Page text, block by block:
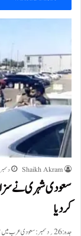
Shaikh Akram دسمبر 26, 2023
سعودی شہری نے
کردیا
جدہ:26؍دسمبر:سعودی عرب میں سعودی شہری نے سزائے موت پر عملدرآمد سے چند لمحے پہلے اپنے بیٹے کے قاتل کو معاف…